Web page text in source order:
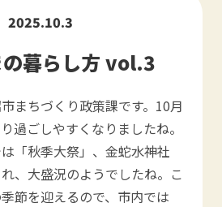
2025.10.3
の暮らし方 vol.3
まちづくり政策課です。10月
過ごしやすくなりましたね。
「秋季大祭」、金蛇水神社
れ、大盛況のようでしたね。こ
節を迎えるので、市内では